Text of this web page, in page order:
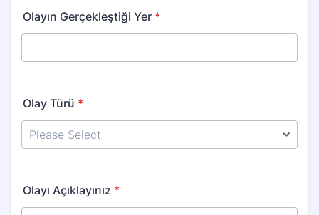
Olayın Gerçekleştiği Yer *
Olay Türü *
Olayı Açıklayınız *